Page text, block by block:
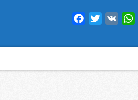
Facebook
Twitter VK